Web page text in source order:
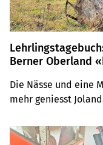
Berner Oberland
Die Nässe und eine
mehr geniesst